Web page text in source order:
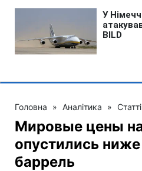
Головна » Аналітика » Статті
Мировые цены
опустились
баррель